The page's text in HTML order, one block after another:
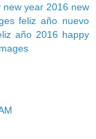
new year 2016 new
feliz año nuevo
año 2016 happy